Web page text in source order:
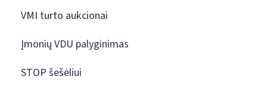
VMI turto aukcionai
Įmonių VDU palyginimas
STOP šešėliui